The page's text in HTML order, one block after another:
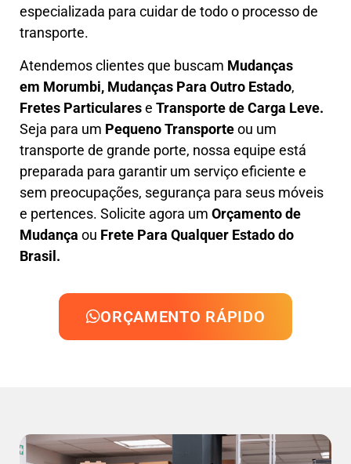
especializada para cuidar de todo o processo de
transporte.
Atendemos clientes que buscam Mudanças
em Morumbi, Mudanças Para Outro Estado,
Fretes Particularese Transportede Carga Leve.
Seja para um Pequeno Transporteou um
transporte de grande porte, nossa equipe está
preparada para garantir um serviço eficiente e
sem preocupações, segurança para seus móveis
e pertences. Solicite agora um Orçamento de
Mudança ou Frete Para Qualquer Estado do
Brasil.
ORÇAMENTO RÁPIDO